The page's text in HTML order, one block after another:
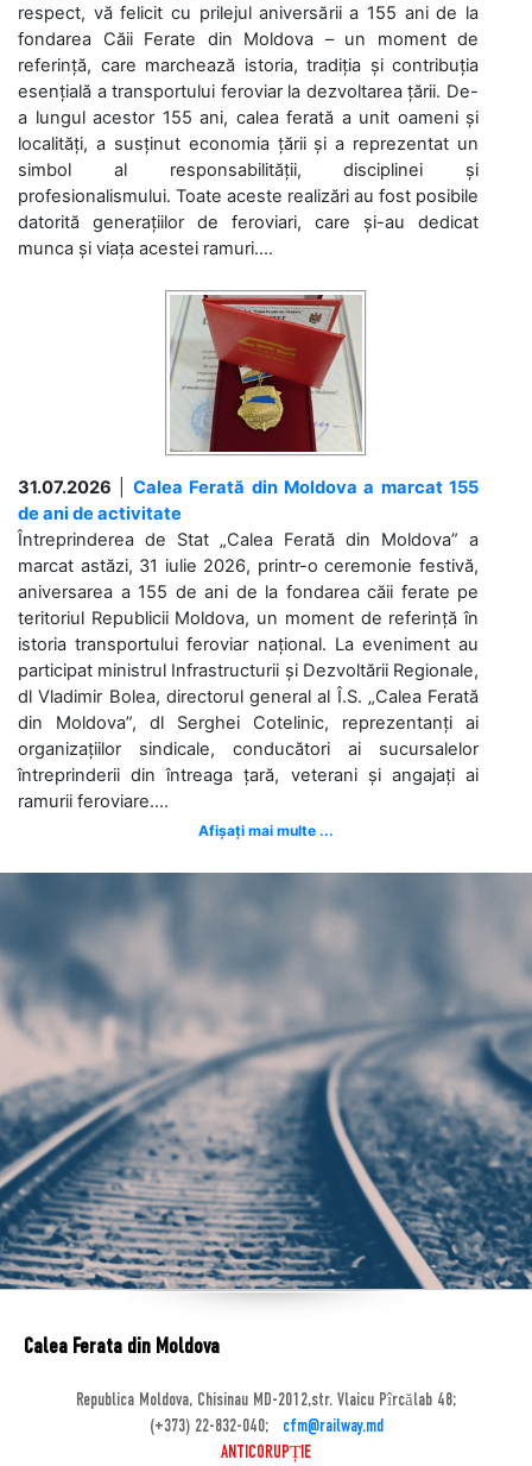
respect, vă felicit cu prilejul aniversării a 155 ani de la
fondarea Căii Ferate din Moldova – un moment de
referință, care marchează istoria, tradiția și contribuția
esențială a transportului feroviar la dezvoltarea țării. De-
a lungul acestor 155 ani, calea ferată a unit oameni și
localități, a susținut economia țării și a reprezentat un
simbol al responsabilității, disciplinei și
profesionalismului. Toate aceste realizări au fost posibile
datorită generațiilor de feroviari, care și-au dedicat
munca și viața acestei ramuri....
31.07.2026
Calea Ferată din Moldova a marcat 155
de ani de activitate
Întreprinderea de Stat „Calea Ferată din Moldova” a
marcat astăzi, 31 iulie 2026, printr-o ceremonie festivă,
aniversarea a 155 de ani de la fondarea căii ferate pe
teritoriul Republicii Moldova, un moment de referință în
istoria transportului feroviar național. La eveniment au
participat ministrul Infrastructurii și Dezvoltării Regionale,
dl Vladimir Bolea, directorul general al Î.S. „Calea Ferată
din Moldova”, dl Serghei Cotelinic, reprezentanți ai
organizațiilor sindicale, conducători ai sucursalelor
întreprinderii din întreaga țară, veterani și angajați ai
ramurii feroviare....
Afișați mai multe ...
Calea Ferata din Moldova
Republica Moldova, Chisinau MD-2012,str. Vlaicu Pîrcălab 48;
(+373) 22-832-040;
cfm@railway.md
ANTICORUPȚIE